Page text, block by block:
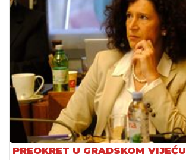
PREOKRET U GRADSKOM VIJEĆU